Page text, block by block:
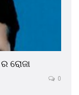
ରୋଜା
0